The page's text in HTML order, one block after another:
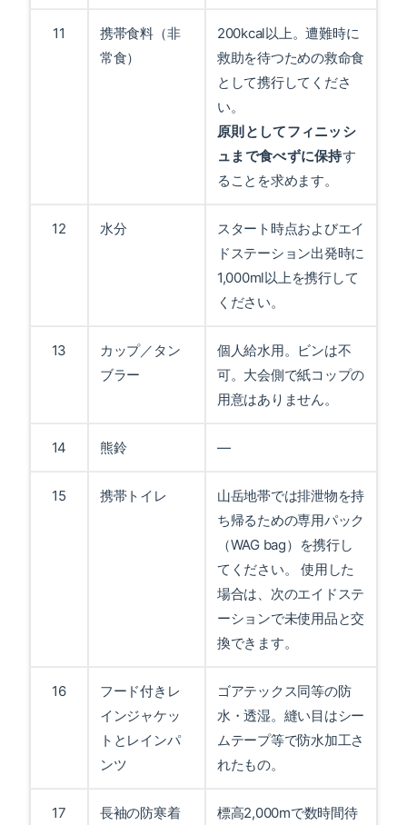
11
携帯食料（非
常食）
200kcal以上。遭難時に
救助を待つための救命食
として携行してくださ
い。
原則としてフィニッシ
ュまで食べずに保持す
ることを求めます。
12 水分
スタート時点およびエイ
ドステーション出発時に
1,000ml以上を携行して
ください。
13
カップ／タン
ブラー
個人給水用。ビンは不
可。大会側で紙コップの
用意はありません。
14 熊鈴 —
15 携帯トイレ
山岳地帯では排泄物を持
ち帰るための専用パック
（WAG bag）を携行し
てください。 使用した
場合は、次のエイドステ
ーションで未使用品と交
換できます。
16
フード付きレ
インジャケッ
トとレインパ
ンツ
ゴアテックス同等の防
水・透湿。縫い目はシー
ムテープ等で防水加工さ
れたもの。
17 長袖の防寒着 標高2,000mで数時間待